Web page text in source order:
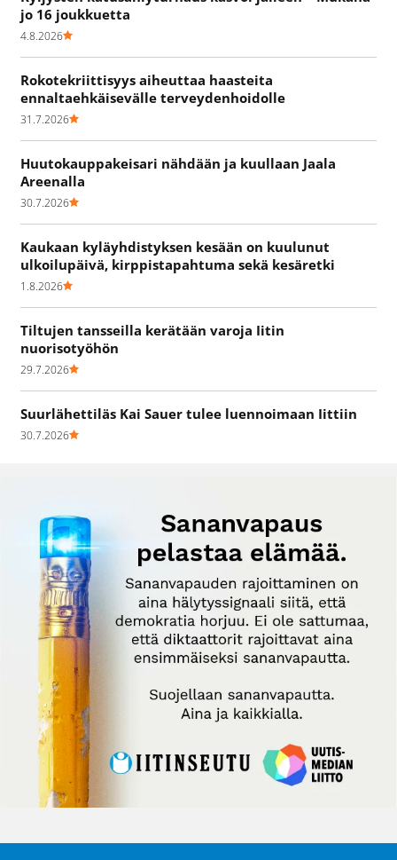
jo 16 joukkuetta
4.8.2026
Rokotekriittisyys aiheuttaa haasteita
ennaltaehkäisevälle terveydenhoidolle
31.7.2026
Huutokauppakeisari nähdään ja kuullaan Jaala
Areenalla
30.7.2026
Kaukaan kyläyhdistyksen kesään on kuulunut
ulkoilupäivä, kirppistapahtuma sekä kesäretki
1.8.2026
Tiltujen tansseilla kerätään varoja Iitin
nuorisotyöhön
29.7.2026
Suurlähettiläs Kai Sauer tulee luennoimaan Iittiin
30.7.2026